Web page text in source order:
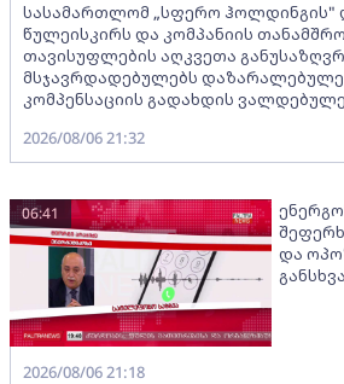
სასამართლომ „სფერო ჰოლდინგის"
წულეისკირს და კომპანიის
თავისუფლების აღკვეთა
მსჯავრდადებულებს
კომპენსაციის გადახდის
2026/08/06 21:32
და
06:41
2026/08/06 21:18